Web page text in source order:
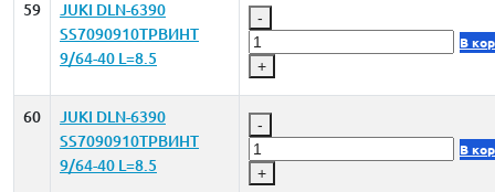
59
JUKI DLN-6390
SS7090910TPВИНТ
9/64-40 L=8.5
-
+
В
60
JUKI DLN-6390
SS7090910TPВИНТ
9/64-40 L=8.5
-
+
В